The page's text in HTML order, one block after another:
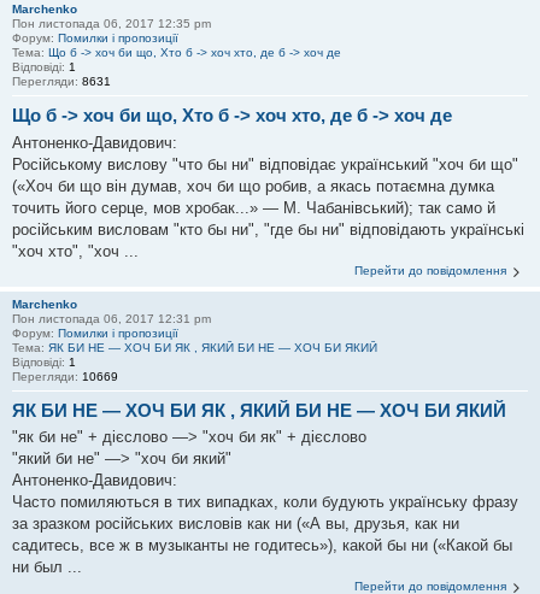
Marchenko
Пон листопада 06, 2017 12:35 pm
Форум: Помилки і пропозиції
Тема: Що б -> хоч би що, Хто б -> хоч хто, де б -> хоч де
Відповіді: 1
Перегляди: 8631
Що б -> хоч би що, Хто б -> хоч хто, де б -> хоч де
Антоненко-Давидович:
Російському вислову "что бы ни" відповідає український "хоч би що"
(«Хоч би що він думав, хоч би що робив, а якась потаємна думка
точить його серце, мов хробак...» — М. Чабанівський); так само й
російським висловам "кто бы ни", "где бы ни" відповідають українські
"хоч хто", "хоч ...
Перейти до повідомлення
Marchenko
Пон листопада 06, 2017 12:31 pm
Форум: Помилки і пропозиції
Тема: ЯК БИ НЕ — ХОЧ БИ ЯК , ЯКИЙ БИ НЕ — ХОЧ БИ ЯКИЙ
Відповіді: 1
Перегляди: 10669
ЯК БИ НЕ — ХОЧ БИ ЯК , ЯКИЙ БИ НЕ — ХОЧ БИ ЯКИЙ
"як би не" + дієслово —> "хоч би як" + дієслово
"який би не" —> "хоч би який"
Антоненко-Давидович:
Часто помиляються в тих випадках, коли будують українську фразу
за зразком російських висловів как ни («А вы, друзья, как ни
садитесь, все ж в музыканты не годитесь»), какой бы ни («Какой бы
ни был ...
Перейти до повідомлення